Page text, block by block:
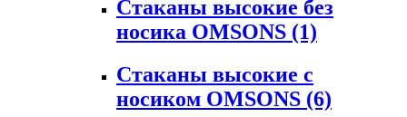
Стаканы высокие без
носика OMSONS (1)
Стаканы высокие с
носиком OMSONS (6)